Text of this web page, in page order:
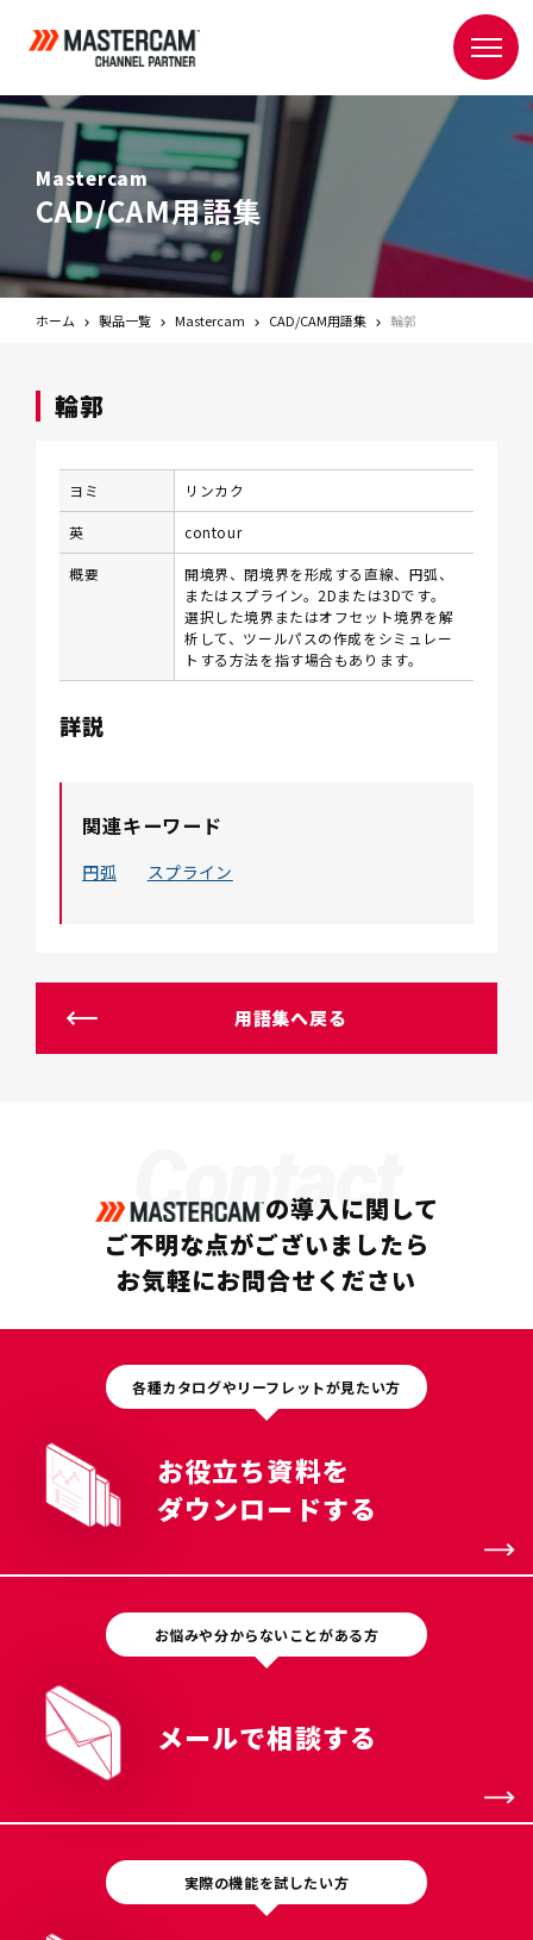
Mastercam
CAD/CAM用語集
ホーム 製品一覧 Mastercam CAD/CAM用語集 輪郭
輪郭
ヨミ リンカク
英 contour
概要
開境界、閉境界を形成する直線、円弧、
またはスプライン。2Dまたは3Dです。
選択した境界またはオフセット境界を解
析して、ツールパスの作成をシミュレー
トする方法を指す場合もあります。
詳説
関連キーワード
円弧 スプライン
用語集へ戻る
Contact
の導入に関して
ご不明な点がございましたら
お気軽にお問合せください
各種カタログやリーフレットが見たい方
お役立ち資料を
ダウンロードする
お悩みや分からないことがある方
メールで相談する
実際の機能を試したい方